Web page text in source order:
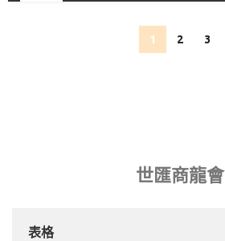
1 2 3
世匯商龍會
表格